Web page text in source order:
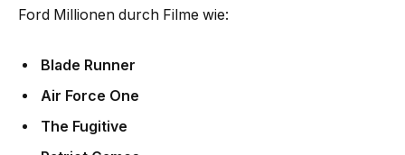
Ford Millionen durch Filme wie:
Blade Runner
Air Force One
The Fugitive